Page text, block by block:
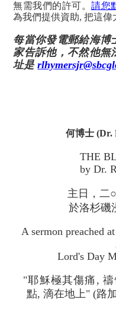
無需我們的許可。請您
為我們提供資助, 把這偉
每當你發電郵給海博
家告訴他，不然他無
址是
何博士 (Dr.
THE
by Dr.
主日，二
於洛杉磯
A sermon preached
Lord's Day
"耶穌極其傷痛,
點, 滴在地上" (路